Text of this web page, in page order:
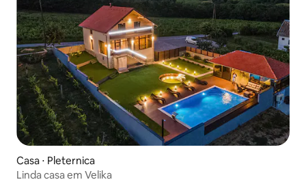
Casa ⋅ Pleternica
Linda casa em Velika